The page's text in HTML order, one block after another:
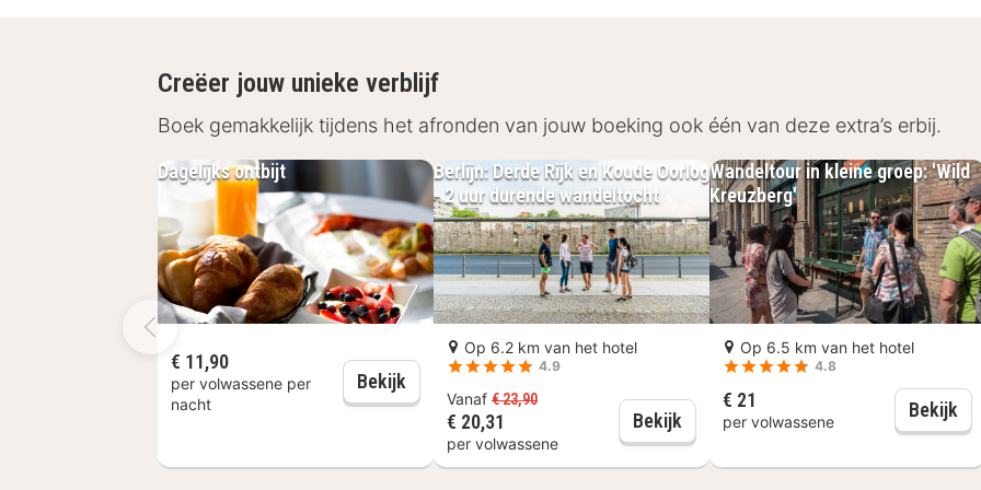
De historische stad Berlijn heeft van alles te bieden! Vanuit a&o Berlin Kolumbus sta je met
centrum. Huur tegen betaling een fiets bij de receptie van dit hotel en ontdek de stad.
Brandenburger Tor, de Berlijnse Muur en aan het Joods Historisch Museum.
bekende Friedrichstrasse!
Creëer jouw unieke verblijf
Boek gemakkelijk tijdens het afronden van jouw boeking ook één van deze extra’s erbij.
Berlijn: Derde Rijk en Koude Oorlog
- 2 uur durende wandeltocht
Op 6.2 km van het hotel
4.9
Vanaf € 23,90
€ 20,31
per volwassene
Bekijk Berlijn: Derde Rijk en Koude Oorlog
Wandeltour in kleine groep: 'Wild
Kreuzberg'
Op 6.5 km van het hotel
4.8
€ 21
per volwassene
Bekijk
Dagelijks ontbijt
€ 11,90
per volwassene per
nacht
Bekijk Dagelijks ontbijt